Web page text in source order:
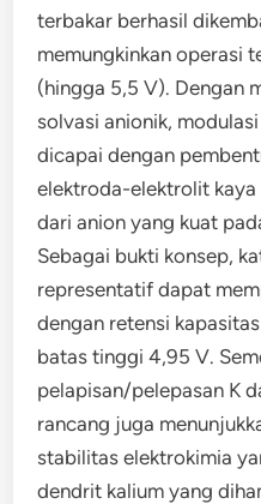
terbakar berhasil
memungkinkan operasi
(hingga 5,5 V). Dengan
solvasi anionik,
dicapai dengan
elektroda-elektrolit kaya
dari anion yang kuat
Sebagai bukti konsep,
representatif dapat
dengan retensi
batas tinggi 4,95 V.
pelapisan/pelepasan K
rancang juga
stabilitas elektrokimia
dendrit kalium yang